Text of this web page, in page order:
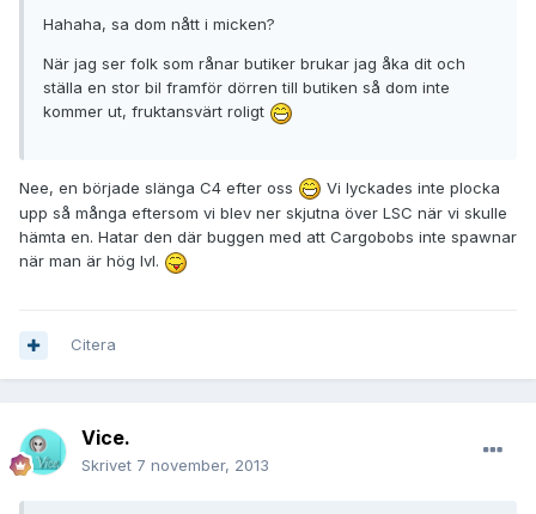
Hahaha, sa dom nått i micken?
När jag ser folk som rånar butiker brukar jag åka dit och
ställa en stor bil framför dörren till butiken så dom inte
kommer ut, fruktansvärt roligt
Nee, en började slänga C4 efter oss
Vi lyckades inte plocka
upp så många eftersom vi blev ner skjutna över LSC när vi skulle
hämta en. Hatar den där buggen med att Cargobobs inte spawnar
när man är hög lvl.
Citera
Vice.
Skrivet 7 november, 2013